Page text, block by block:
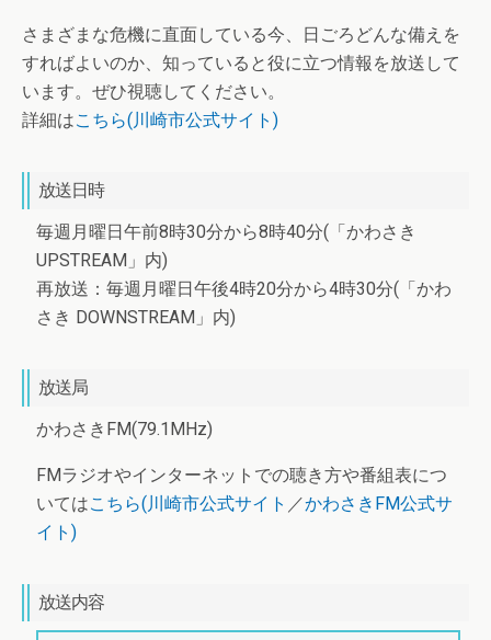
さまざまな危機に直面している今、日ごろどんな備えを
すればよいのか、知っていると役に立つ情報を放送して
います。ぜひ視聴してください。
詳細はこちら(川崎市公式サイト)
放送日時
毎週月曜日午前8時30分から8時40分(「かわさき
UPSTREAM」内)
再放送：毎週月曜日午後4時20分から4時30分(「かわ
さき DOWNSTREAM」内)
放送局
かわさきFM(79.1MHz)
FMラジオやインターネットでの聴き方や番組表につ
いてはこちら(川崎市公式サイト ／かわさきFM公式サ
イト)
放送内容